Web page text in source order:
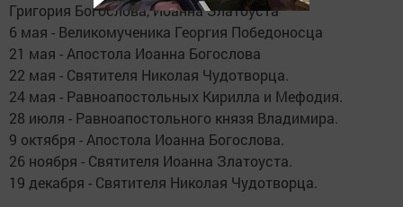
Григория Богослова, Иоанна Златоуста
6 мая - Великомученика Георгия Победоносца
21 мая - Апостола Иоанна Богослова
22 мая - Святителя Николая Чудотворца.
24 мая - Равноапостольных Кирилла и Мефодия.
28 июля - Равноапостольного князя Владимира.
9 октября - Апостола Иоанна Богослова.
26 ноября - Святителя Иоанна Златоуста.
19 декабря - Святителя Николая Чудотворца.